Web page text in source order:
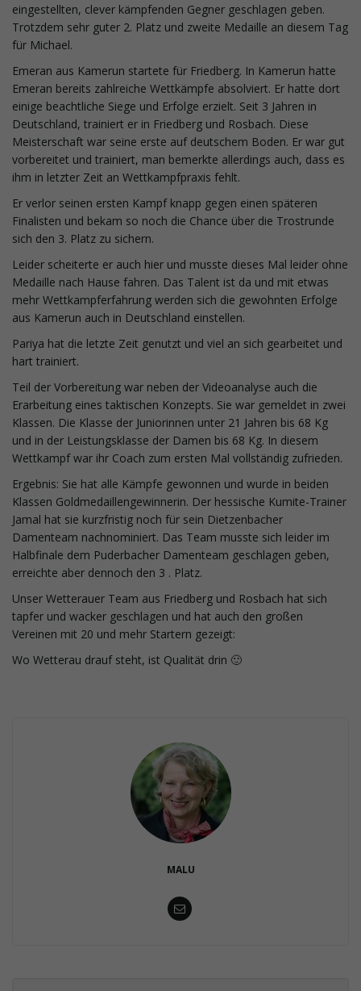
u
m
eingestellten, clever kämpfenden Gegner geschlagen geben.
Trotzdem sehr guter 2. Platz und zweite Medaille an diesem Tag
für Michael.
Emeran aus Kamerun startete für Friedberg. In Kamerun hatte
Emeran bereits zahlreiche Wettkämpfe absolviert. Er hatte dort
einige beachtliche Siege und Erfolge erzielt. Seit 3 Jahren in
Deutschland, trainiert er in Friedberg und Rosbach. Diese
Meisterschaft war seine erste auf deutschem Boden. Er war gut
vorbereitet und trainiert, man bemerkte allerdings auch, dass es
ihm in letzter Zeit an Wettkampfpraxis fehlt.
Er verlor seinen ersten Kampf knapp gegen einen späteren
Finalisten und bekam so noch die Chance über die Trostrunde
sich den 3. Platz zu sichern.
Leider scheiterte er auch hier und musste dieses Mal leider ohne
Medaille nach Hause fahren. Das Talent ist da und mit etwas
mehr Wettkampferfahrung werden sich die gewohnten Erfolge
aus Kamerun auch in Deutschland einstellen.
Pariya hat die letzte Zeit genutzt und viel an sich gearbeitet und
hart trainiert.
Teil der Vorbereitung war neben der Videoanalyse auch die
Erarbeitung eines taktischen Konzepts. Sie war gemeldet in zwei
Klassen. Die Klasse der Juniorinnen unter 21 Jahren bis 68 Kg
und in der Leistungsklasse der Damen bis 68 Kg. In diesem
Wettkampf war ihr Coach zum ersten Mal vollständig zufrieden.
Ergebnis: Sie hat alle Kämpfe gewonnen und wurde in beiden
Klassen Goldmedaillengewinnerin. Der hessische Kumite-Trainer
Jamal hat sie kurzfristig noch für sein Dietzenbacher
Damenteam nachnominiert. Das Team musste sich leider im
Halbfinale dem Puderbacher Damenteam geschlagen geben,
erreichte aber dennoch den 3 . Platz.
Unser Wetterauer Team aus Friedberg und Rosbach hat sich
tapfer und wacker geschlagen und hat auch den großen
Vereinen mit 20 und mehr Startern gezeigt:
Wo Wetterau drauf steht, ist Qualität drin 🙂
MALU